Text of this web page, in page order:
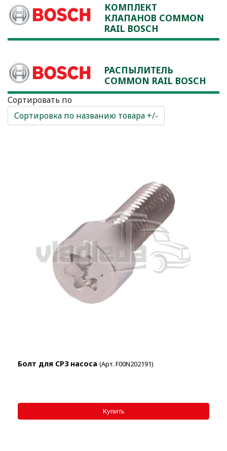
КОМПЛЕКТ
КЛАПАНОВ COMMON
RAIL BOSCH
РАСПЫЛИТЕЛЬ
COMMON RAIL BOSCH
Сортировать по
Сортировка по названию товара +/-
Болт для СР3 насоса (Арт. F00N202191)